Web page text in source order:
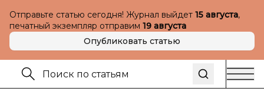
Отправьте статью сегодня! Журнал выйдет 15 августа,
печатный экземпляр отправим 19 августа
Опубликовать статью